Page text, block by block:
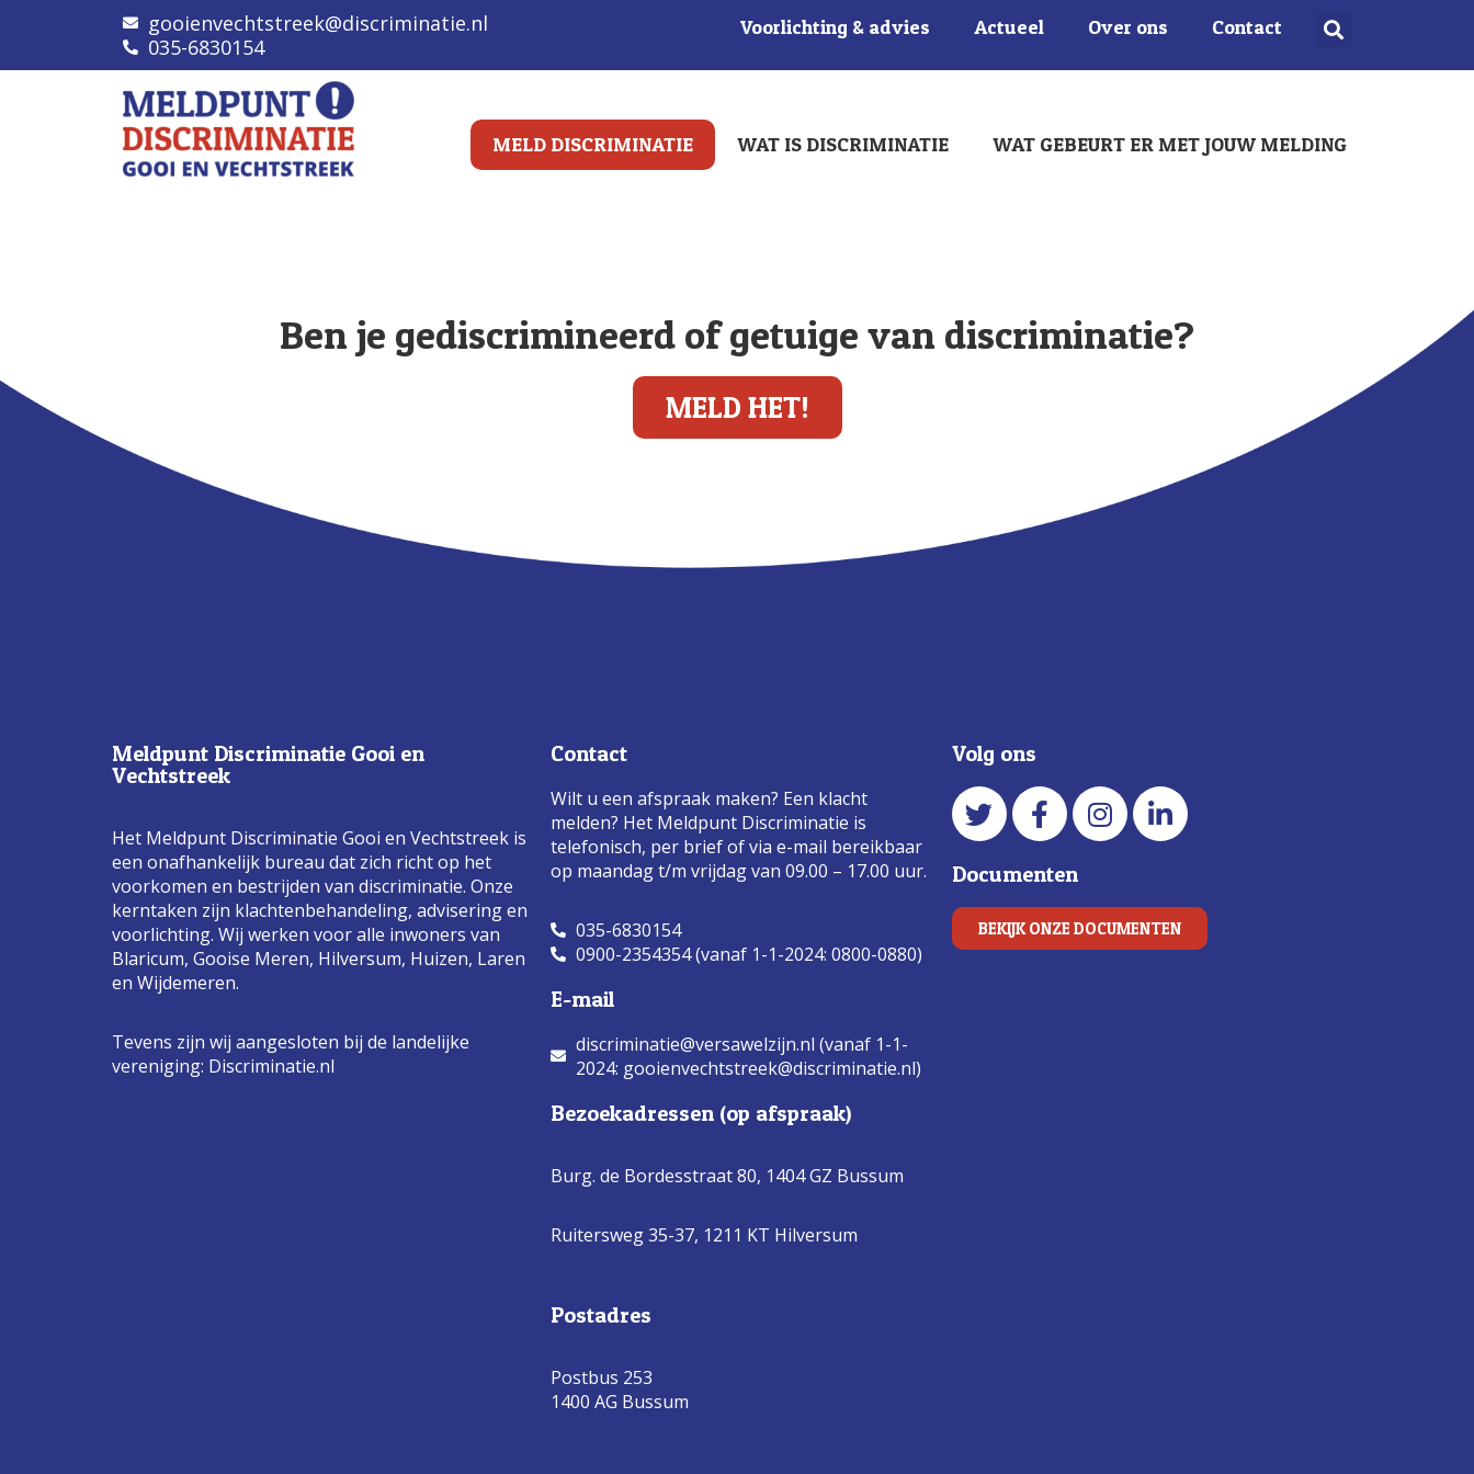
gooienvechtstreek@discriminatie.nl
035-6830154
Voorlichting & advies Actueel Over ons Contact
MELD DISCRIMINATIE WAT IS DISCRIMINATIE WAT GEBEURT ER MET JOUW MELDING
Ben je gediscrimineerd of getuige van discriminatie?
MELD HET!
Meldpunt Discriminatie Gooi en
Vechtstreek
Het Meldpunt Discriminatie Gooi en Vechtstreek is
een onafhankelijk bureau dat zich richt op het
voorkomen en bestrijden van discriminatie. Onze
kerntaken zijn klachtenbehandeling, advisering en
voorlichting. Wij werken voor alle inwoners van
Blaricum, Gooise Meren, Hilversum, Huizen, Laren
en Wijdemeren.
Tevens zijn wij aangesloten bij de landelijke
vereniging: Discriminatie.nl
Contact
Wilt u een afspraak maken? Een klacht
melden? Het Meldpunt Discriminatie is
telefonisch, per brief of via e-mail bereikbaar
op maandag t/m vrijdag van 09.00 – 17.00 uur.
035-6830154
0900-2354354 (vanaf 1-1-2024: 0800-0880)
E-mail
discriminatie@versawelzijn.nl (vanaf 1-1-
2024: gooienvechtstreek@discriminatie.nl)
Bezoekadressen (op afspraak)
Burg. de Bordesstraat 80, 1404 GZ Bussum
Ruitersweg 35-37, 1211 KT Hilversum
Postadres
Postbus 253
1400 AG Bussum
Volg ons
Documenten
BEKIJK ONZE DOCUMENTEN